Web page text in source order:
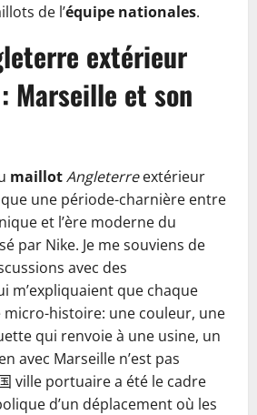
de l’équipe nationales.
extérieur
Marseille et son
maillotAngleterreextérieur
une période-charnière entre
et l’ère moderne du
par Nike. Je me souviens de
avec des
m’expliquaient que chaque
micro-histoire: une couleur, une
qui renvoie à une usine, un
avec Marseille n’est pas
ville portuaire a été le cadre
d’un déplacement où les